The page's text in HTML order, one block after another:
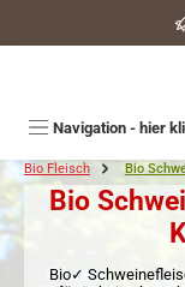
Navigation - hier
Bio Fleisch Bio
Bio
Bio✓